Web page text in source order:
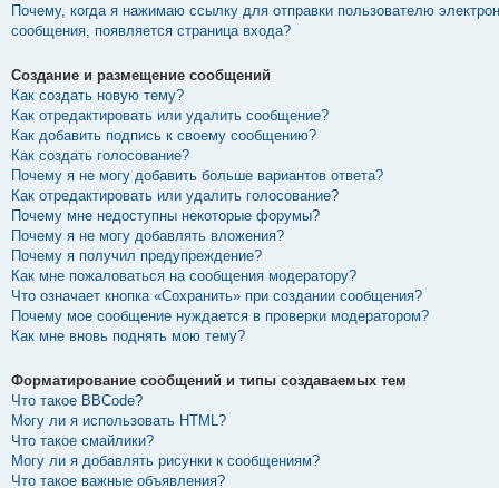
Почему, когда я нажимаю ссылку для отправки пользователю
сообщения, появляется страница входа?
Создание и размещение сообщений
Как создать новую тему?
Как отредактировать или удалить сообщение?
Как добавить подпись к своему сообщению?
Как создать голосование?
Почему я не могу добавить больше вариантов ответа?
Как отредактировать или удалить голосование?
Почему мне недоступны некоторые форумы?
Почему я не могу добавлять вложения?
Почему я получил предупреждение?
Как мне пожаловаться на сообщения модератору?
Что означает кнопка «Сохранить» при создании сообщения?
Почему мое сообщение нуждается в проверки модератором?
Как мне вновь поднять мою тему?
Форматирование сообщений и типы создаваемых тем
Что такое BBCode?
Могу ли я использовать HTML?
Что такое смайлики?
Могу ли я добавлять рисунки к сообщениям?
Что такое важные объявления?